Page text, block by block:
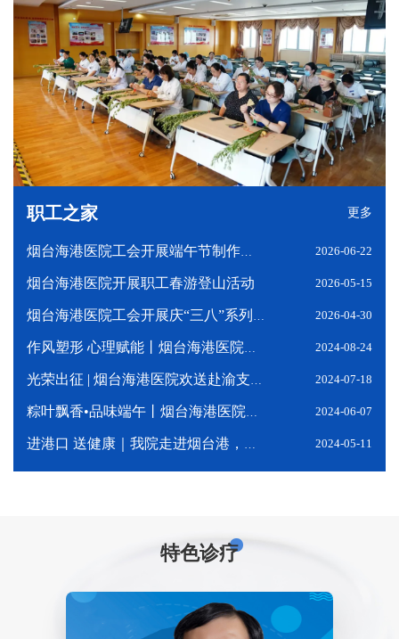
职工之家 更多
2026-06-22
烟台海港医院开展职工春游登山活动 2026-05-15
2026-04-30
2024-08-24
2024-07-18
2024-06-07
2024-05-11
特色诊疗